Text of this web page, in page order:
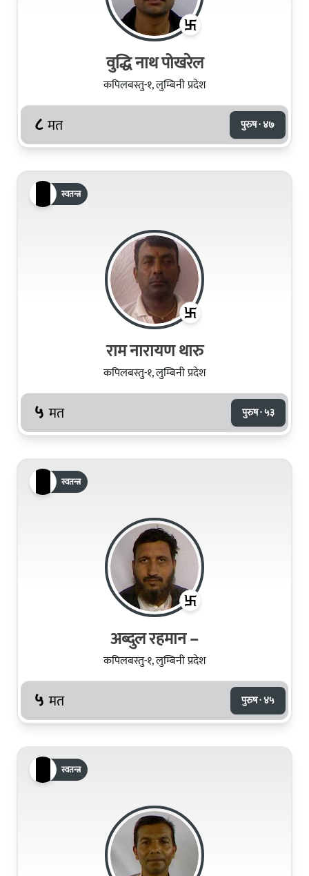
वुद्धि नाथ पोखरेल
कपिलबस्तु-१, लुम्बिनी प्रदेश
८ मत पुरुष · ४७
स्वतन्त्र
राम नारायण थारु
कपिलबस्तु-१, लुम्बिनी प्रदेश
५ मत पुरुष · ५३
स्वतन्त्र
अब्दुल रहमान –
कपिलबस्तु-१, लुम्बिनी प्रदेश
५ मत पुरुष · ४५
स्वतन्त्र